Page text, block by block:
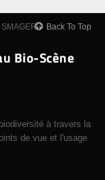
Back To Top
Bio-Scène
à travers la
de vue et l'usage